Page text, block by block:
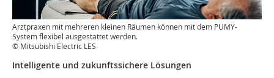
Arztpraxen mit mehreren kleinen Räumen können mit dem PUMY-
System flexibel ausgestattet werden.
© Mitsubishi Electric LES
Intelligente und zukunftssichere Lösungen